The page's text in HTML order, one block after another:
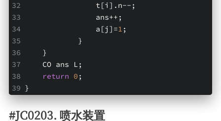
                t[i].n--;
                ans++;
                a[j]=
1 ;
            }
    }
    CO ans L;
return 0 ;
}
#JC0203. 喷水装置